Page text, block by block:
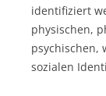
identifiziert
physischen,
psychischen,
sozialen